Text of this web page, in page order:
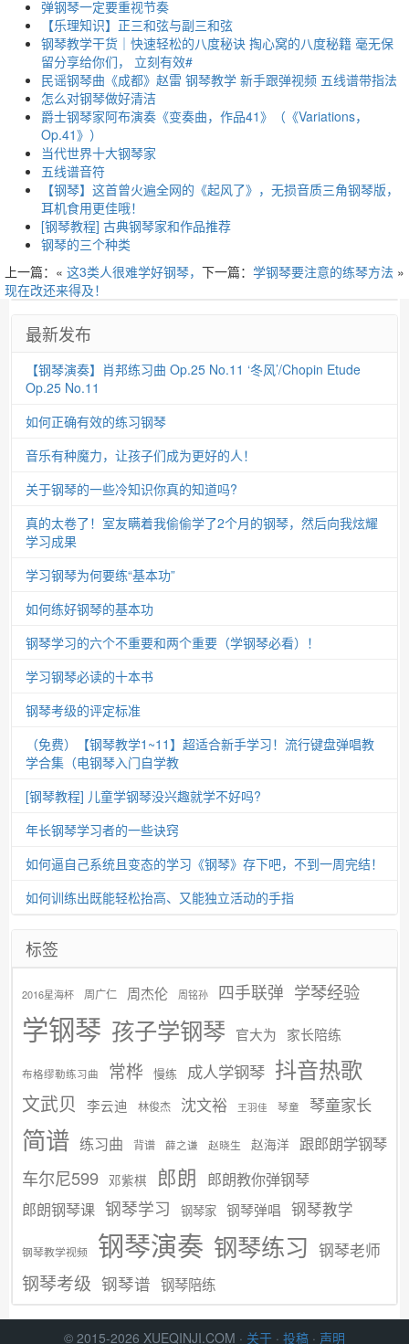
弹钢琴一定要重视节奏
【乐理知识】正三和弦与副三和弦
钢琴教学干货｜快速轻松的八度秘诀 掏心窝的八度秘籍 毫无保
留分享给你们， 立刻有效#
民谣钢琴曲《成都》赵雷 钢琴教学 新手跟弹视频 五线谱带指法
怎么对钢琴做好清洁
爵士钢琴家阿布演奏《变奏曲，作品41》（《Variations，
Op.41》）
当代世界十大钢琴家
五线谱音符
【钢琴】这首曾火遍全网的《起风了》，无损音质三角钢琴版，
耳机食用更佳哦！
[钢琴教程] 古典钢琴家和作品推荐
钢琴的三个种类
下一篇： 学钢琴要注意的练琴方法 »
上一篇：« 这3类人很难学好钢琴，
现在改还来得及！
最新发布
【钢琴演奏】肖邦练习曲 Op.25 No.11 ‘冬风’/Chopin Etude
Op.25 No.11
如何正确有效的练习钢琴
音乐有种魔力，让孩子们成为更好的人！
关于钢琴的一些冷知识你真的知道吗?
真的太卷了！室友瞒着我偷偷学了2个月的钢琴，然后向我炫耀
学习成果
学习钢琴为何要练“基本功”
如何练好钢琴的基本功
钢琴学习的六个不重要和两个重要（学钢琴必看）！
学习钢琴必读的十本书
钢琴考级的评定标准
（免费）【钢琴教学1~11】超适合新手学习！流行键盘弹唱教
学合集（电钢琴入门自学教
[钢琴教程] 儿童学钢琴没兴趣就学不好吗?
年长钢琴学习者的一些诀窍
如何逼自己系统且变态的学习《钢琴》存下吧，不到一周完结！
如何训练出既能轻松抬高、又能独立活动的手指
标签
2016星海杯 周广仁 周杰伦 周铭孙 四手联弹 学琴经验
学钢琴 孩子学钢琴 官大为 家长陪练
布格缪勒练习曲 常桦 慢练 成人学钢琴 抖音热歌
文武贝 李云迪 林俊杰 沈文裕 王羽佳 琴童 琴童家长
简谱 练习曲 背谱 薛之谦 赵晓生 赵海洋 跟郎朗学钢琴
车尔尼599 邓紫棋 郎朗 郎朗教你弹钢琴
郎朗钢琴课 钢琴学习 钢琴家 钢琴弹唱 钢琴教学
钢琴教学视频 钢琴演奏 钢琴练习 钢琴老师
钢琴考级 钢琴谱 钢琴陪练
© 2015-2026 XUEQINJI.COM · 关于 · 投稿 · 声明